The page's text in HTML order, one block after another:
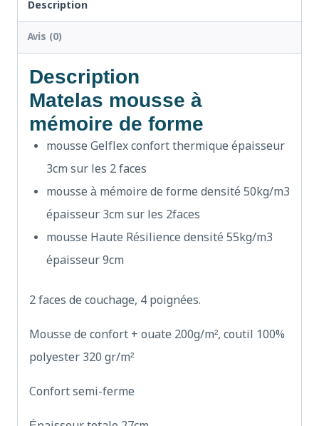
Description
Avis (0)
Description
Matelas mousse à
mémoire de forme
mousse Gelflex confort thermique épaisseur
3cm sur les 2 faces
mousse à mémoire de forme densité 50kg/m3
épaisseur 3cm sur les 2faces
mousse Haute Résilience densité 55kg/m3
épaisseur 9cm
2 faces de couchage, 4 poignées.
Mousse de confort + ouate 200g/m², coutil 100%
polyester 320 gr/m²
Confort semi-ferme